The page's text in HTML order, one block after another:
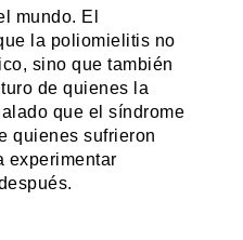
mundo. El
la poliomielitis no
sino que también
de quienes la
que el síndrome
quienes sufrieron
experimentar